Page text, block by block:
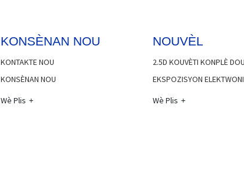
KONSÈNAN NOU
KONTAKTE NOU
KONSÈNAN NOU
Wè Plis
NOUVÈL
2.5D KOUVÈTI KONPLÈ
EKSPOZISYON
Wè Plis